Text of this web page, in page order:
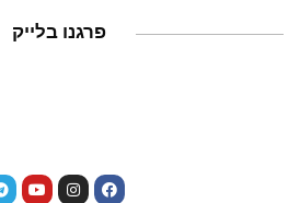
פרגנו בלייק